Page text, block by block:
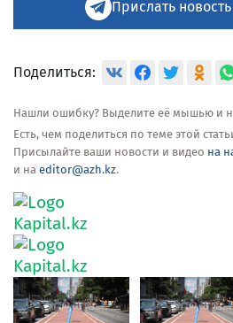
Прислать
Поделиться:
Нашли ошибку? Выделите её мышью и
Есть, чем поделиться по теме этой
Присылайте ваши новости и видео на
и на editor@azh.kz.